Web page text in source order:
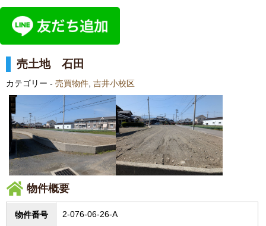
売土地 石田
カテゴリー - 売買物件 吉井小校区
物件概要
物件番号 2-076-06-26-A